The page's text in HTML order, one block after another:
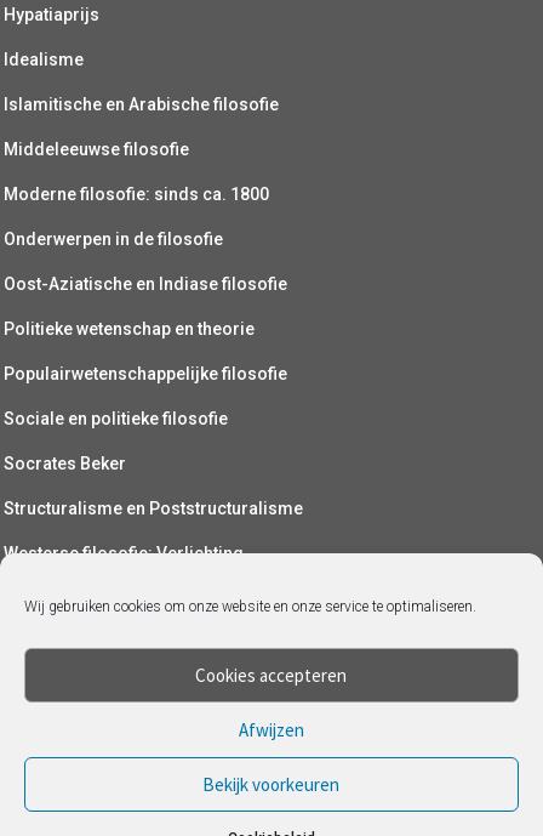
Wij gebruiken cookies om onze website en onze service te optimaliseren.
Cookies accepteren
Afwijzen
Bekijk voorkeuren
Hypatiaprijs
Idealisme
Islamitische en Arabische filosofie
Middeleeuwse filosofie
Moderne filosofie: sinds ca. 1800
Onderwerpen in de filosofie
Oost-Aziatische en Indiase filosofie
Politieke wetenschap en theorie
Populairwetenschappelijke filosofie
Sociale en politieke filosofie
Socrates Beker
Structuralisme en Poststructuralisme
Westerse filosofie: Verlichting
Wetenschapsfilosofie
Yoga (als filosofie)